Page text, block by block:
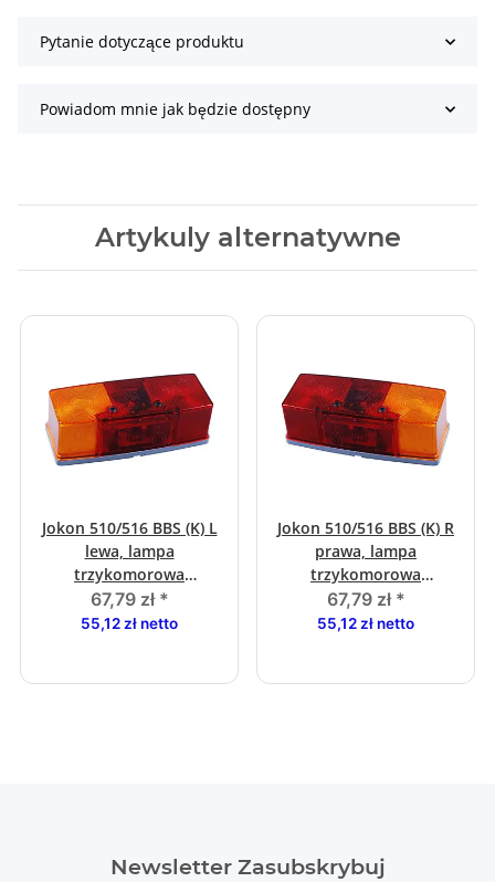
Pytanie dotyczące produktu
Powiadom mnie jak będzie dostępny
Artykuly alternatywne
Jokon 510/516 BBS (K) L
lewa, lampa
trzykomorowa
kompletna
67,79 zł *
55,12 zł netto
Jokon 510/516 BBS (K) R
prawa, lampa
trzykomorowa
kompletna
67,79 zł *
55,12 zł netto
Newsletter Zasubskrybuj